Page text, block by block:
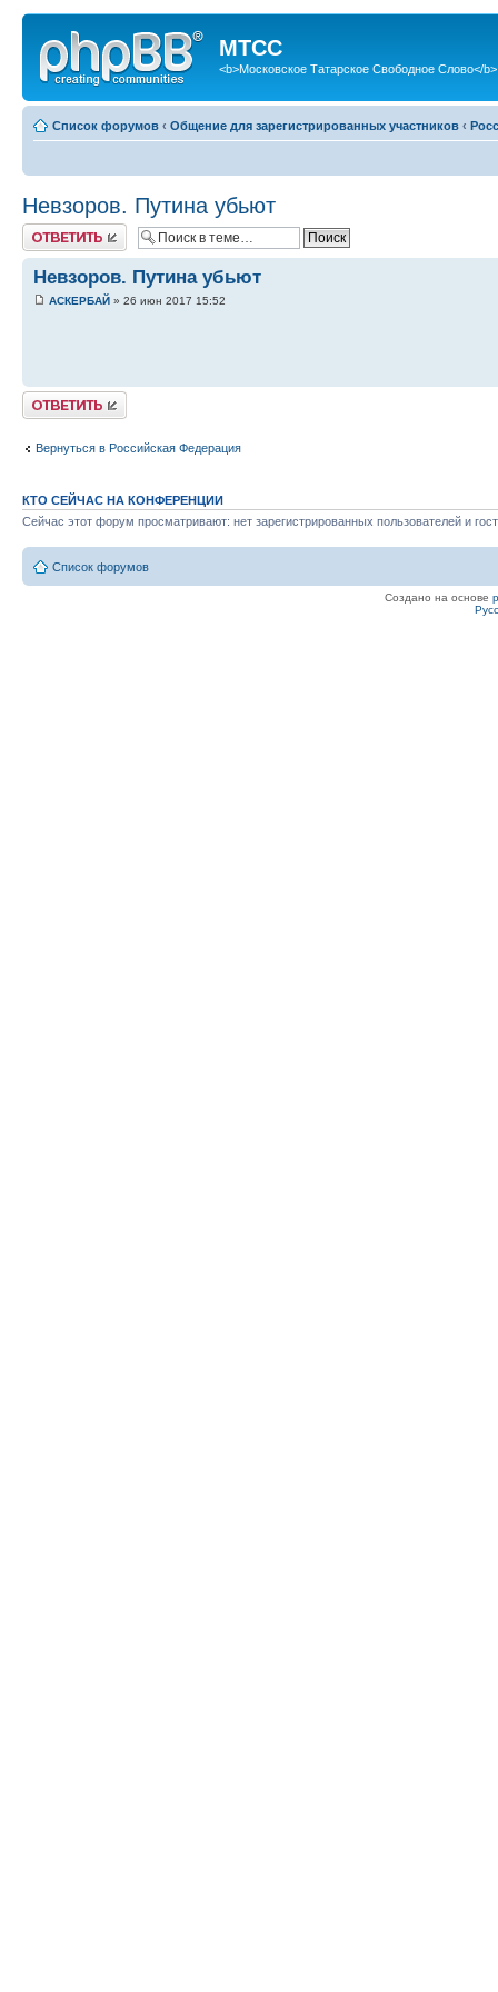
МТСС
<b>Московское Татарское Свободное Слово</b>
Список форумов ‹ Общение для зарегистрированных участников ‹
Невзоров. Путина убьют
Ответить
Невзоров. Путина убьют
АСКЕРБАЙ » 26 июн 2017 15:52
Ответить
Вернуться в Российская Федерация
КТО СЕЙЧАС НА КОНФЕРЕНЦИИ
Сейчас этот форум просматривают: нет зарегистрированных пользователей и
Список форумов
Создано на основе